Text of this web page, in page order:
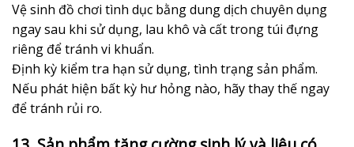
Vệ sinh đồ chơi tình dục bằng dung dịch chuyên dụng
ngay sau khi sử dụng, lau khô và cất trong túi đựng
riêng để tránh vi khuẩn.
Định kỳ kiểm tra hạn sử dụng, tình trạng sản phẩm.
Nếu phát hiện bất kỳ hư hỏng nào, hãy thay thế ngay
để tránh rủi ro.